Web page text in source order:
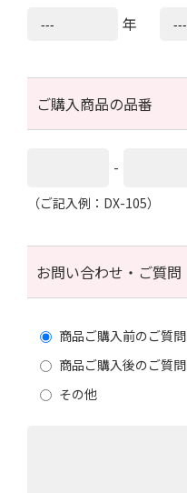
年
ご購入商品の品番
-
（ご記入例：DX-105）
お問い合わせ・ご質問
商品ご購入前のご質問
商品ご購入後のご質問
その他